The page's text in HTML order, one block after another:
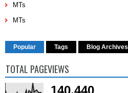
MTs
MTs
Popular Tags Blog Archives
TOTAL PAGEVIEWS
140,440